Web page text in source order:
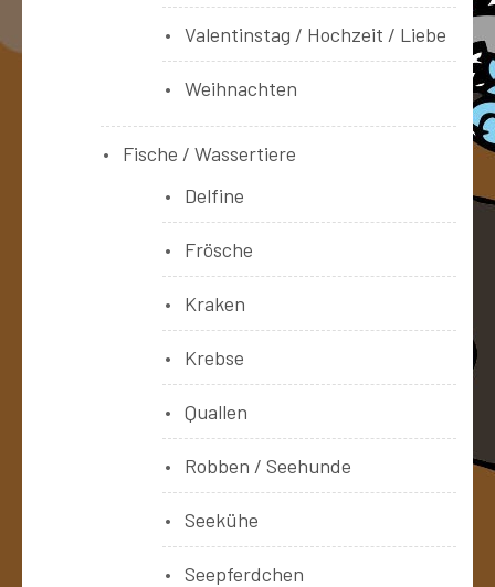
Valentinstag / Hochzeit / Liebe
Weihnachten
Fische / Wassertiere
Delfine
Frösche
Kraken
Krebse
Quallen
Robben / Seehunde
Seekühe
Seepferdchen